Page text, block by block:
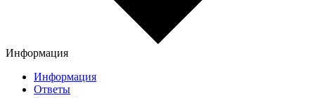
Информация
Информация
Ответы